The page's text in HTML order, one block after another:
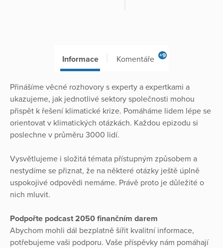
Informace Komentáře +9
Přinášíme věcné rozhovory s experty a expertkami a
ukazujeme, jak jednotlivé sektory společnosti mohou
přispět k řešení klimatické krize. Pomáháme lidem lépe se
orientovat v klimatických otázkách. Každou epizodu si
poslechne v průměru 3000 lidí.
Vysvětlujeme i složitá témata přístupným způsobem a
nestydíme se přiznat, že na některé otázky ještě úplně
uspokojivé odpovědi nemáme. Právě proto je důležité o
nich mluvit.
Podpořte podcast 2050 finančním darem
Abychom mohli dál bezplatně šířit kvalitní informace,
potřebujeme vaši podporu. Vaše příspěvky nám pomáhají